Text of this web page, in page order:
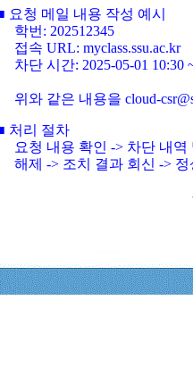
요청 메일 내용 작성 예시
학번: 202512345
접속 URL: myclass.ssu.ac.kr
차단 시간: 2025-05-01 10:30
위와 같은 내용을 cloud-
처리 절차
요청 내용 확인 -> 차단 내
해제 -> 조치 결과 회신 ->